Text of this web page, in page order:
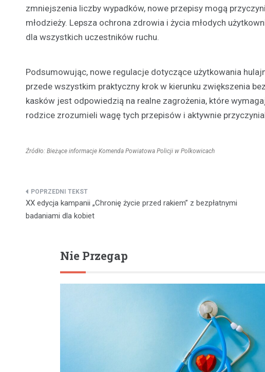
zmniejszenia liczby wypadków, nowe przepisy mogą
młodzieży. Lepsza ochrona zdrowia i życia młodych
dla wszystkich uczestników ruchu.
Podsumowując, nowe regulacje dotyczące użytkowania
przede wszystkim praktyczny krok w kierunku zwiększenia
kasków jest odpowiedzią na realne zagrożenia, które
rodzice zrozumieli wagę tych przepisów i aktywnie
Źródło: Bieżące informacje Komenda Powiatowa Policji w Polkowicach
Nawigacja
wpisu
XX edycja kampanii „Chronię życie przed rakiem” z bezpłatnymi
badaniami dla kobiet
Nie Przegap